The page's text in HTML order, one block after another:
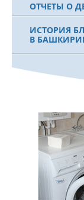
ОТЧЕТЫ О
ИСТОРИЯ
В
МУРТАЗЕ